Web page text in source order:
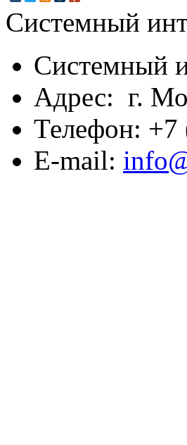
Системный
Системный
Адрес: г.
Телефон: +7
E-mail: